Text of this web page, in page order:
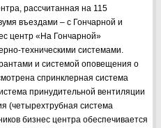
рассчитанная на 115
въездами – с Гончарной и
центр «На Гончарной»
техническими системами.
и системой оповещения о
спринклерная система
принудительной вентиляции
(четырехтрубная система
бизнес центра обеспечивается